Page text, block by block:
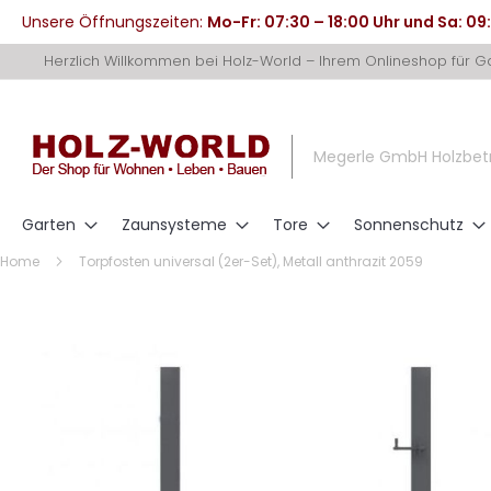
Unsere Öffnungszeiten: Mo-Fr: 07:30 – 18:00 Uhr und Sa:
zum
Herzlich Willkommen bei Holz-World – Ihrem Onlineshop für
Megerle GmbH
Garten Zaunsysteme Tore Sonnenschutz
Home Torpfosten universal (2er-Set), Metall anthrazit 2059